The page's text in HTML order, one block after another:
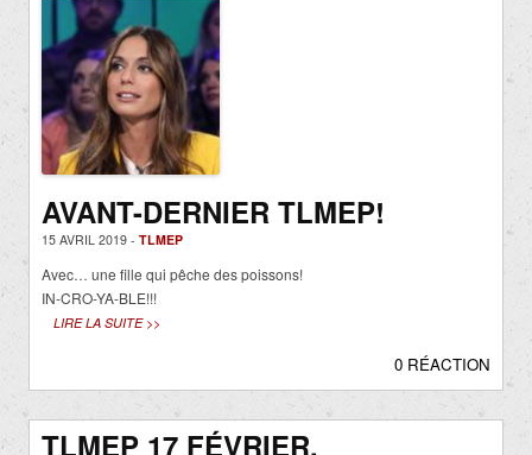
AVANT-DERNIER TLMEP!
15 AVRIL 2019 - TLMEP
Avec… une fille qui pêche des poissons!
IN-CRO-YA-BLE!!!
LIRE LA SUITE >>
0 RÉACTION
TLMEP 17 FÉVRIER.